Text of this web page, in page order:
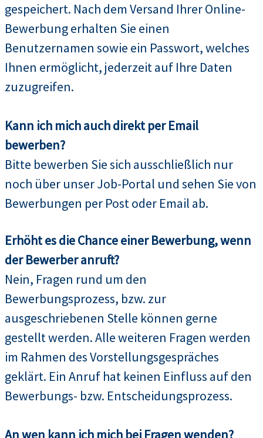
gespeichert. Nach dem Versand Ihrer Online-
Bewerbung erhalten Sie einen
Benutzernamen sowie ein Passwort, welches
Ihnen ermöglicht, jederzeit auf Ihre Daten
zuzugreifen.
Kann ich mich auch direkt per Email
bewerben?
Bitte bewerben Sie sich ausschließlich nur
noch über unser Job-Portal und sehen Sie von
Bewerbungen per Post oder Email ab.
Erhöht es die Chance einer Bewerbung, wenn
der Bewerber anruft?
Nein, Fragen rund um den
Bewerbungsprozess, bzw. zur
ausgeschriebenen Stelle können gerne
gestellt werden. Alle weiteren Fragen werden
im Rahmen des Vorstellungsgespräches
geklärt. Ein Anruf hat keinen Einfluss auf den
Bewerbungs- bzw. Entscheidungsprozess.
An wen kann ich mich bei Fragen wenden?